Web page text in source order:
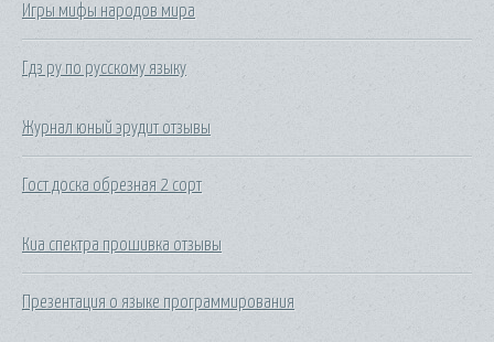
Игры мифы народов мира
Гдз ру по русскому языку
Журнал юный эрудит отзывы
Гост доска обрезная 2 сорт
Киа спектра прошивка отзывы
Презентация о языке программирования